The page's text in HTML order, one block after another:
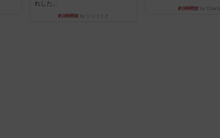
れした...
約3時間前 by ジェイとと
約3時間前 by Chaco